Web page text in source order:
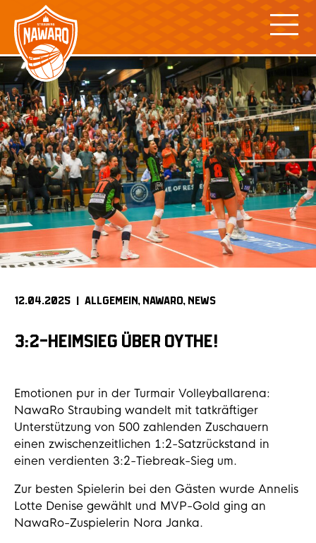
content
12.04.2025 | ALLGEMEIN NAWARO NEWS
3:2-HEIMSIEG ÜBER OYTHE!
Emotionen pur in der Turmair Volleyballarena:
NawaRo Straubing wandelt mit tatkräftiger
Unterstützung von 500 zahlenden Zuschauern
einen zwischenzeitlichen 1:2-Satzrückstand in
einen verdienten 3:2-Tiebreak-Sieg um.
Zur besten Spielerin bei den Gästen wurde Annelis
Lotte Denise gewählt und MVP-Gold ging an
NawaRo-Zuspielerin Nora Janka.